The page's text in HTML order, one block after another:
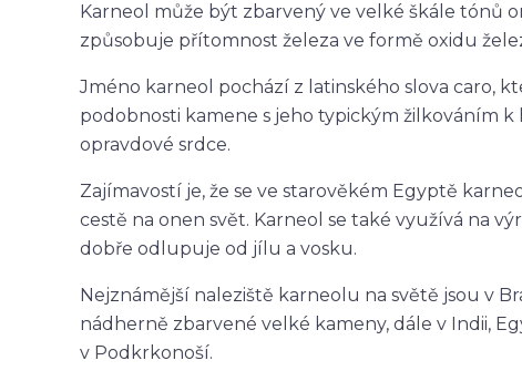
Karneol může být zbarvený ve velké škále tónů
způsobuje přítomnost železa ve formě oxidu
Jméno karneol pochází z latinského slova caro,
podobnosti kamene s jeho typickým žilkováním
opravdové srdce.
Zajímavostí je, že se ve starověkém Egyptě
cestě na onen svět. Karneol se také využívá na
dobře odlupuje od jílu a vosku.
Nejznámější naleziště karneolu na světě jsou v
nádherně zbarvené velké kameny, dále v Indii,
v Podkrkonoší.